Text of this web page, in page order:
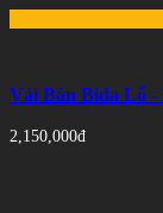
Vải Bàn Bida Lỗ
2,150,000đ